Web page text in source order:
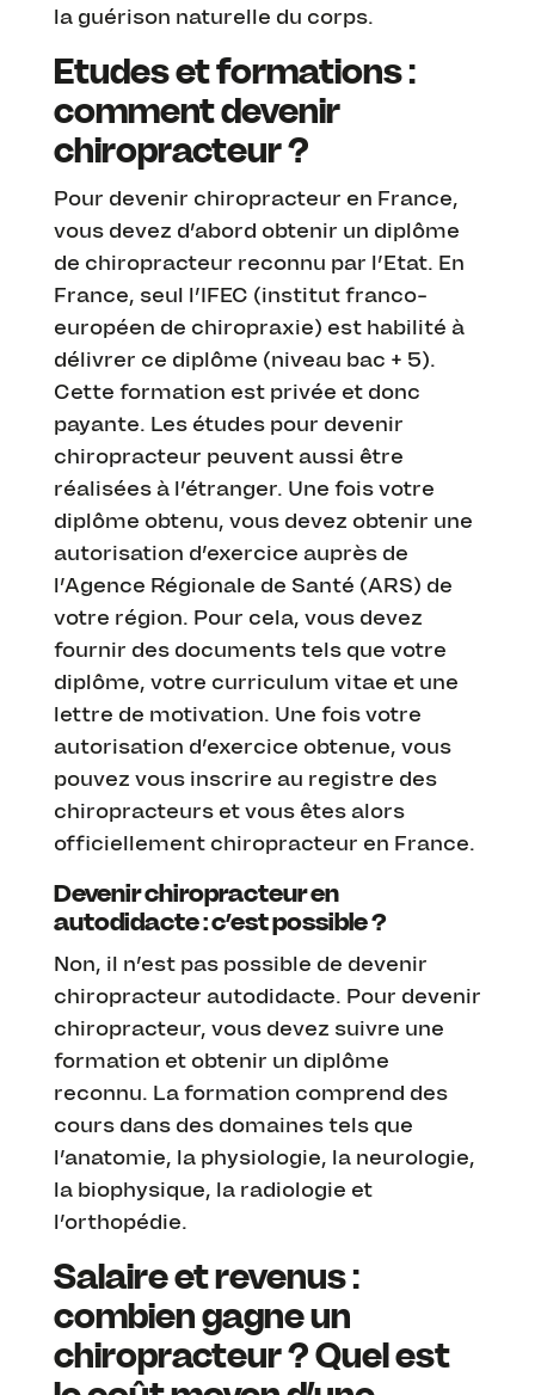
la guérison naturelle du corps.
Etudes et formations :
comment devenir
chiropracteur ?
Pour devenir chiropracteur en France,
vous devez d’abord obtenir un diplôme
de chiropracteur reconnu par l’Etat. En
France, seul l’IFEC (institut franco-
européen de chiropraxie) est habilité à
délivrer ce diplôme (niveau bac + 5).
Cette formation est privée et donc
payante. Les études pour devenir
chiropracteur peuvent aussi être
réalisées à l’étranger. Une fois votre
diplôme obtenu, vous devez obtenir une
autorisation d’exercice auprès de
l’Agence Régionale de Santé (ARS) de
votre région. Pour cela, vous devez
fournir des documents tels que votre
diplôme, votre curriculum vitae et une
lettre de motivation. Une fois votre
autorisation d’exercice obtenue, vous
pouvez vous inscrire au registre des
chiropracteurs et vous êtes alors
officiellement chiropracteur en France.
Devenir chiropracteur en
autodidacte : c’est possible ?
Non, il n’est pas possible de devenir
chiropracteur autodidacte. Pour devenir
chiropracteur, vous devez suivre une
formation et obtenir un diplôme
reconnu. La formation comprend des
cours dans des domaines tels que
l’anatomie, la physiologie, la neurologie,
la biophysique, la radiologie et
l’orthopédie.
Salaire et revenus :
combien gagne un
chiropracteur ? Quel est